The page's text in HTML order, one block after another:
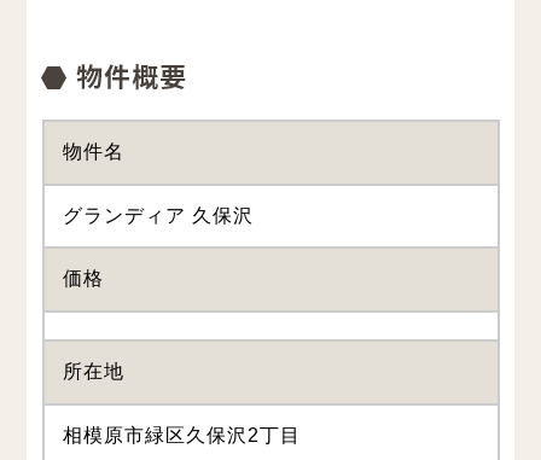
物件名
グランディア 久保沢
価格
所在地
相模原市緑区久保沢2丁目